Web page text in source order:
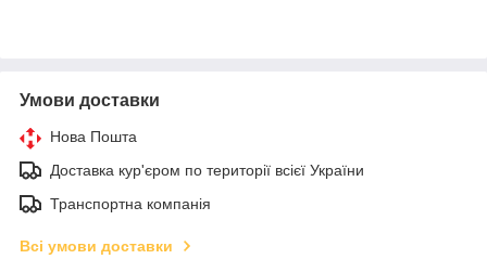
Умови доставки
Нова Пошта
Доставка кур'єром по території всієї України
Транспортна компанія
Всі умови доставки